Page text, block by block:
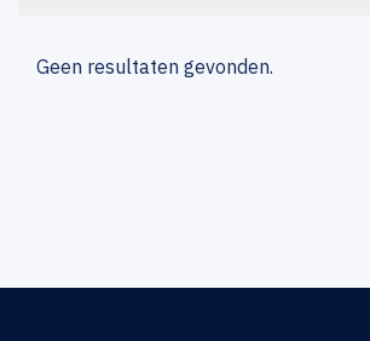
Geen resultaten gevonden.